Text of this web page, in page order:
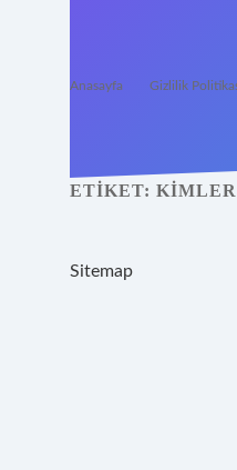
Anasayfa Gizlilik
ETIKET:
Sitemap